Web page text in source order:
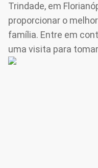
Trindade, em
proporcionar o
família. Entre em
uma visita para